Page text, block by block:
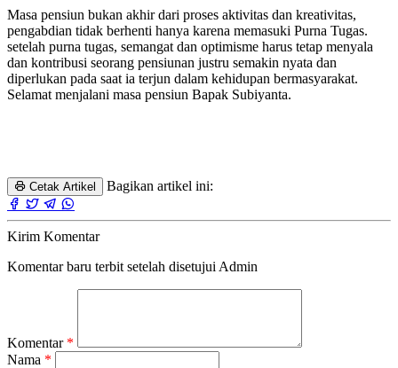
Masa pensiun bukan akhir dari proses aktivitas dan kreativitas,
pengabdian tidak berhenti hanya karena memasuki Purna Tugas.
setelah purna tugas, semangat dan optimisme harus tetap menyala
dan kontribusi seorang pensiunan justru semakin nyata dan
diperlukan pada saat ia terjun dalam kehidupan bermasyarakat.
Selamat menjalani masa pensiun Bapak Subiyanta.
Cetak Artikel Bagikan artikel ini:
Kirim Komentar
Komentar baru terbit setelah disetujui Admin
Komentar *
Nama *